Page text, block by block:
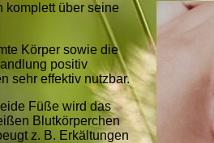
komplett über seine
Körper sowie die
positiv
sehr effektiv nutzbar.
Füße wird das
Blutkörperchen
z. B. Erkältungen